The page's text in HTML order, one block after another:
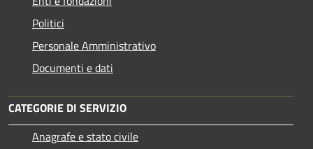
Politici
Personale Amministrativo
Documenti e dati
CATEGORIE DI SERVIZIO
Anagrafe e stato civile